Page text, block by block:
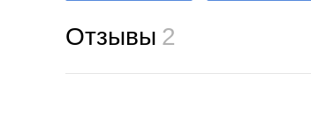
Отзывы 2